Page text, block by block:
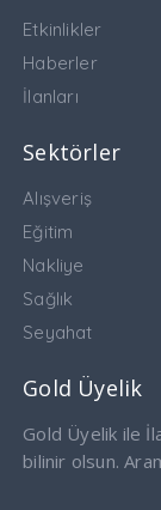
Etkinlikler
Haberler
İlanları
Sektörler
Alışveriş
Eğitim
Nakliye
Sağlık
Seyahat
Gold Üyelik
Gold Üyelik ile
bilinir olsun.